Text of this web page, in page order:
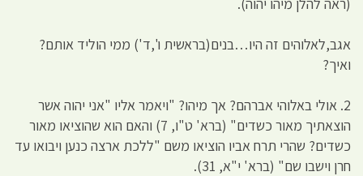
אגב,לאלוהים זה היו…בנים(בראשית ו',ד') ממי הוליד אותם?
ואיך?
2. אולי באלוהי אברהם? אך מיהו? "ויאמר אליו "אני יהוה אשר
הוצאתיך מאור כשדים" (ברא' ט"ו, 7) והאם הוא שהוציאו מאור
כשדים? שהרי תרח אביו הוציאו משם "ללכת ארצה כנען ויבואו עד
חרן וישבו שם" (ברא' י"א, 31).